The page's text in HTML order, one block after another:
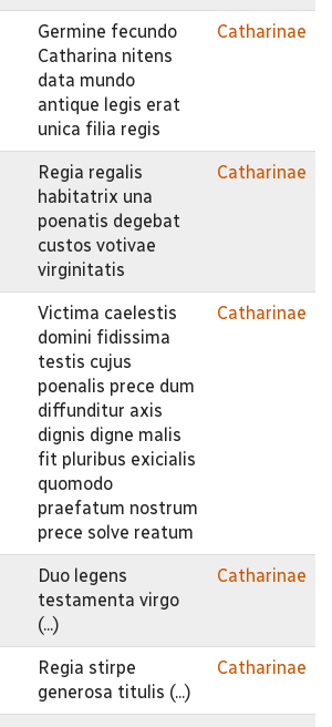
Germine fecundo
Catharina nitens
data mundo
antique legis erat
unica filia regis
Catharinae
Regia regalis
habitatrix una
poenatis degebat
custos votivae
virginitatis
Catharinae
Victima caelestis
domini fidissima
testis cujus
poenalis prece dum
diffunditur axis
dignis digne malis
fit pluribus exicialis
quomodo
praefatum nostrum
prece solve reatum
Catharinae
Duo legens
testamenta virgo
(...)
Catharinae
Regia stirpe
generosa titulis (...)
Catharinae